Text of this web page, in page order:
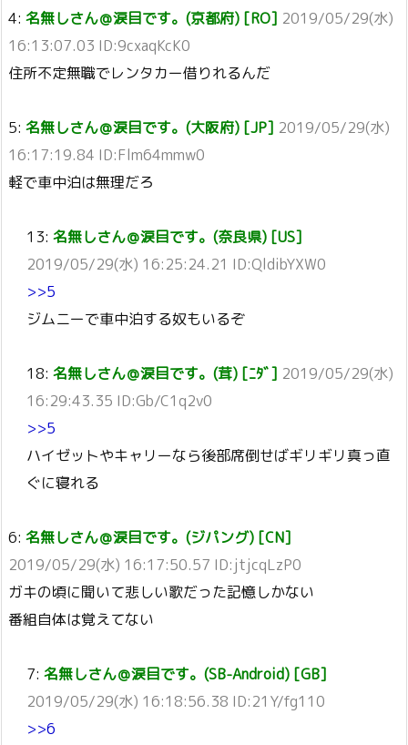
4: 名無しさん＠涙目です。(京都府) [RO] 2019/05/29(水)
16:13:07.03 ID:9cxaqKcK0
住所不定無職でレンタカー借りれるんだ
5: 名無しさん＠涙目です。(大阪府) [JP] 2019/05/29(水)
16:17:19.84 ID:Flm64mmw0
軽で車中泊は無理だろ
13: 名無しさん＠涙目です。(奈良県) [US]
2019/05/29(水) 16:25:24.21 ID:QldibYXW0
>>5
ジムニーで車中泊する奴もいるぞ
18: 名無しさん＠涙目です。(茸) [ﾆﾀﾞ] 2019/05/29(水)
16:29:43.35 ID:Gb/C1q2v0
>>5
ハイゼットやキャリーなら後部席倒せばギリギリ真っ直
ぐに寝れる
6: 名無しさん＠涙目です。(ジパング) [CN]
2019/05/29(水) 16:17:50.57 ID:jtjcqLzP0
ガキの頃に聞いて悲しい歌だった記憶しかない
番組自体は覚えてない
7: 名無しさん＠涙目です。(SB-Android) [GB]
2019/05/29(水) 16:18:56.38 ID:21Y/fg110
>>6